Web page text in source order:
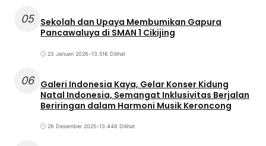
05 Sekolah dan Upaya Membumikan Gapura
Pancawaluya di SMAN 1 Cikijing
23 Januari 2026•13.516 Dilihat
06 Galeri Indonesia Kaya, Gelar Konser Kidung
Natal Indonesia, Semangat Inklusivitas Berjalan
Beriringan dalam Harmoni Musik Keroncong
28 Desember 2025•13.448 Dilihat